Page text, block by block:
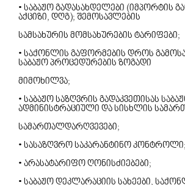
• Საბაჟო Გადასახდელები (იმპორტის
Აქციზი, Დღგ); Შემოსავლების
Სამსახურის Მომსახურების Ტარიფები;
• Საქონლის Გაფორმების Დროს
Საბაჟო Პროცედურების Ზოგადი
Მიმოხილვა;
• Საბაჟო Საზღვრის Გადაკვეთისას
Ადმინისტრაციული Და Სისხლის
Სამართალდარღვევები;
• Სასაზღვრო Საკარანტინო Კონტროლი;
• Არასატარიფო Ღონისძიებები;
• Საბაჟო Დეკლარაციის Სახეები,